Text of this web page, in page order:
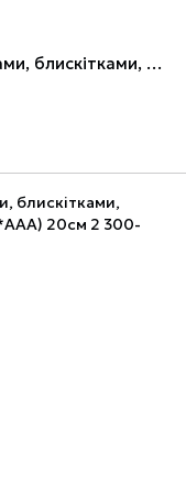
Нічник Роздовий будинок із фігурами, блискітками, підсвіткою й музикою (від мережі, 3*AAA) 20 см 3